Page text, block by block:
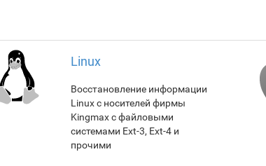
Linux
Восстановление информации
Linux с носителей фирмы
Kingmax с файловыми
системами Ext-3, Ext-4 и
прочими